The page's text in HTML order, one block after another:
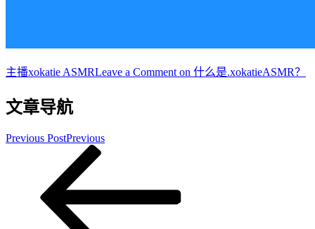
主播xokatie ASMRLeave a Comment on 什么是.xokatieASMR？
文章导航
Previous PostPrevious